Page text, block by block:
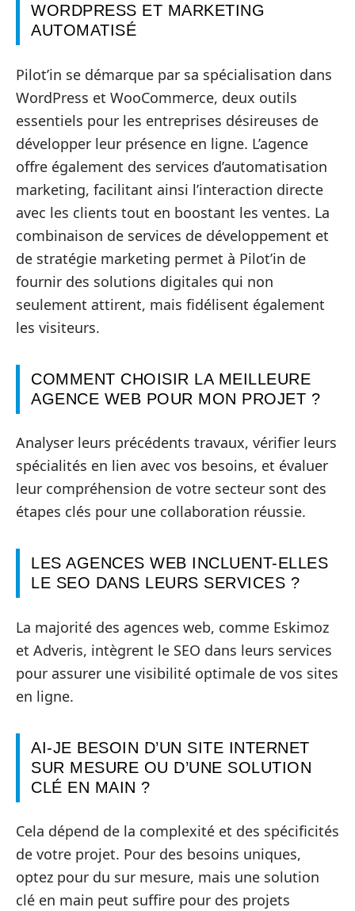
WORDPRESS ET MARKETING
AUTOMATISÉ
Pilot’in se démarque par sa spécialisation dans
WordPress et WooCommerce, deux outils
essentiels pour les entreprises désireuses de
développer leur présence en ligne. L’agence
offre également des services d’automatisation
marketing, facilitant ainsi l’interaction directe
avec les clients tout en boostant les ventes. La
combinaison de services de développement et
de stratégie marketing permet à Pilot’in de
fournir des solutions digitales qui non
seulement attirent, mais fidélisent également
les visiteurs.
COMMENT CHOISIR LA MEILLEURE
AGENCE WEB POUR MON PROJET ?
Analyser leurs précédents travaux, vérifier leurs
spécialités en lien avec vos besoins, et évaluer
leur compréhension de votre secteur sont des
étapes clés pour une collaboration réussie.
LES AGENCES WEB INCLUENT-ELLES
LE SEO DANS LEURS SERVICES ?
La majorité des agences web, comme Eskimoz
et Adveris, intègrent le SEO dans leurs services
pour assurer une visibilité optimale de vos sites
en ligne.
AI-JE BESOIN D’UN SITE INTERNET
SUR MESURE OU D’UNE SOLUTION
CLÉ EN MAIN ?
Cela dépend de la complexité et des spécificités
de votre projet. Pour des besoins uniques,
optez pour du sur mesure, mais une solution
clé en main peut suffire pour des projets